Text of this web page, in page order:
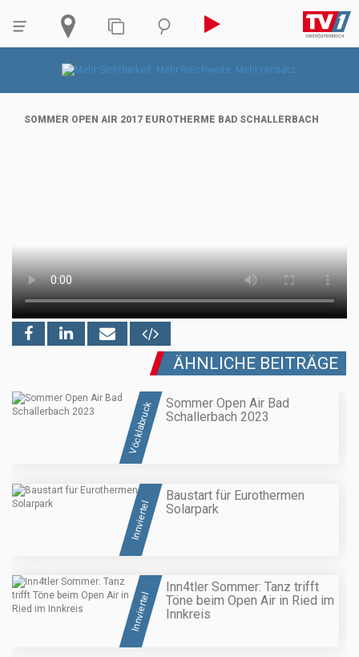
SOMMER OPEN AIR 2017 EUROTHERME BAD SCHALLERBACH
ÄHNLICHE BEITRÄGE
Vöcklabruck
Sommer Open Air Bad
Schallerbach 2023
Innviertel
Baustart für Eurothermen
Solarpark
Innviertel
Inn4tler Sommer: Tanz trifft
Töne beim Open Air in Ried im
Innkreis